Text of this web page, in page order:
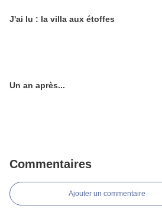
J'ai lu : la villa aux étoffes
Un an après...
Commentaires
Ajouter un commentaire